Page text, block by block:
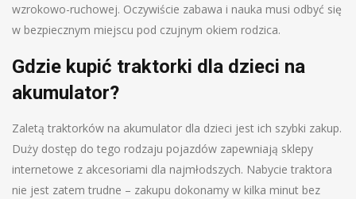
wzrokowo-ruchowej. Oczywiście zabawa i nauka musi odbyć się
w bezpiecznym miejscu pod czujnym okiem rodzica.
Gdzie kupić traktorki dla dzieci na
akumulator?
Zaletą traktorków na akumulator dla dzieci jest ich szybki zakup.
Duży dostęp do tego rodzaju pojazdów zapewniają sklepy
internetowe z akcesoriami dla najmłodszych. Nabycie traktora
nie jest zatem trudne – zakupu dokonamy w kilka minut bez